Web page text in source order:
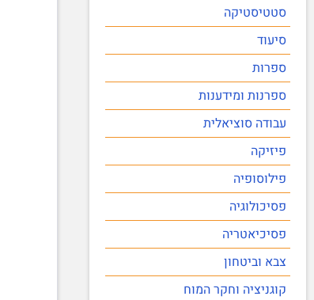
סטטיסטיקה
סיעוד
ספרות
ספרנות ומידענות
עבודה סוציאלית
פיזיקה
פילוסופיה
פסיכולוגיה
פסיכיאטריה
צבא וביטחון
קוגניציה וחקר המוח